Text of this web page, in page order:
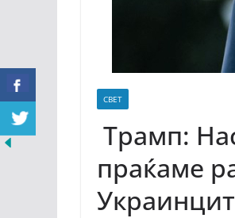
СВЕТ
Трамп:
праќаме